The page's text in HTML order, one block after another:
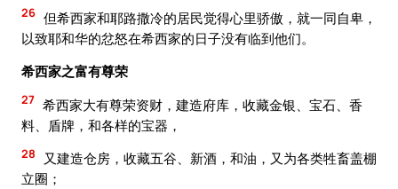
26 但希西家和耶路撒冷的居民觉得心里骄傲，就一同自卑，
以致耶和华的忿怒在希西家的日子没有临到他们。
希西家之富有尊荣
27 希西家大有尊荣资财，建造府库，收藏金银、宝石、香
料、盾牌，和各样的宝器，
28
又建造仓房，收藏五谷、新酒，和油，又为各类牲畜盖棚
立圈；